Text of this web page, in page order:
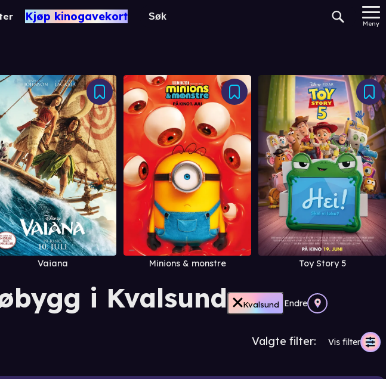
Kjøp kinogavekort
Meny
Vaiana Minions & monstre Toy Story 5
i Kvalsund Kvalsund Endre
Valgte filter: Vis filter